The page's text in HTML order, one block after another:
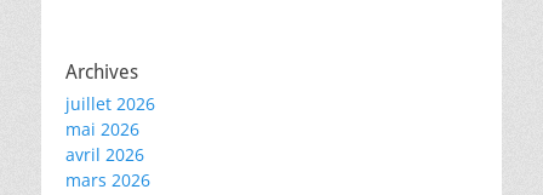
Archives
juillet 2026
mai 2026
avril 2026
mars 2026